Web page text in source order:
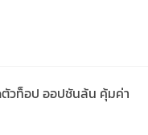
ตัวท็อป ออปชันล้น คุ้มค่า